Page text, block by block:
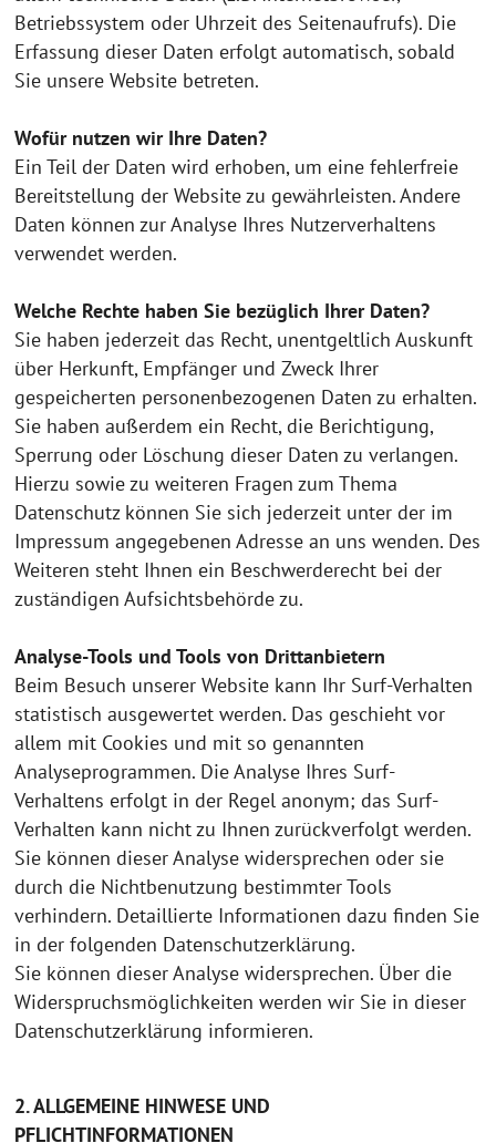
Betriebssystem oder Uhrzeit des Seitenaufrufs). Die
Erfassung dieser Daten erfolgt automatisch, sobald
Sie unsere Website betreten.
Wofür nutzen wir Ihre Daten?
Ein Teil der Daten wird erhoben, um eine fehlerfreie
Bereitstellung der Website zu gewährleisten. Andere
Daten können zur Analyse Ihres Nutzerverhaltens
verwendet werden.
Welche Rechte haben Sie bezüglich Ihrer Daten?
Sie haben jederzeit das Recht, unentgeltlich Auskunft
über Herkunft, Empfänger und Zweck Ihrer
gespeicherten personenbezogenen Daten zu erhalten.
Sie haben außerdem ein Recht, die Berichtigung,
Sperrung oder Löschung dieser Daten zu verlangen.
Hierzu sowie zu weiteren Fragen zum Thema
Datenschutz können Sie sich jederzeit unter der im
Impressum angegebenen Adresse an uns wenden. Des
Weiteren steht Ihnen ein Beschwerderecht bei der
zuständigen Aufsichtsbehörde zu.
Analyse-Tools und Tools von Drittanbietern
Beim Besuch unserer Website kann Ihr Surf-Verhalten
statistisch ausgewertet werden. Das geschieht vor
allem mit Cookies und mit so genannten
Analyseprogrammen. Die Analyse Ihres Surf-
Verhaltens erfolgt in der Regel anonym; das Surf-
Verhalten kann nicht zu Ihnen zurückverfolgt werden.
Sie können dieser Analyse widersprechen oder sie
durch die Nichtbenutzung bestimmter Tools
verhindern. Detaillierte Informationen dazu finden Sie
in der folgenden Datenschutzerklärung.
Sie können dieser Analyse widersprechen. Über die
Widerspruchsmöglichkeiten werden wir Sie in dieser
Datenschutzerklärung informieren.
2. ALLGEMEINE HINWESE UND
PFLICHTINFORMATIONEN